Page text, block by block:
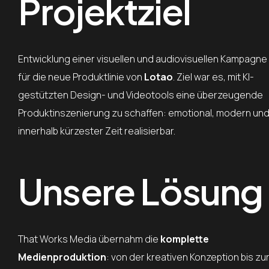
Projektziel
Entwicklung einer visuellen und audiovisuellen Kampagne
für die neue Produktlinie von Lotao. Ziel war es, mit KI-
gestützten Design- und Videotools eine überzeugende
Produktinszenierung zu schaffen: emotional, modern und
innerhalb kürzester Zeit realisierbar.
Unsere Lösung
That Works Media übernahm die komplette
Medienproduktion: von der kreativen Konzeption bis zur